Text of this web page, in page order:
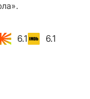
6.1 6.1